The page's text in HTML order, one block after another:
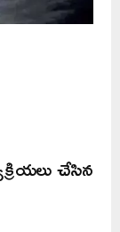
చేసిన